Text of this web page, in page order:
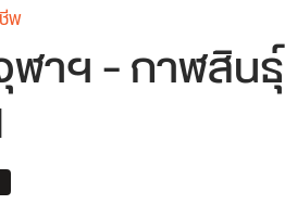
พ
าฯ – กาฬสินธุ์